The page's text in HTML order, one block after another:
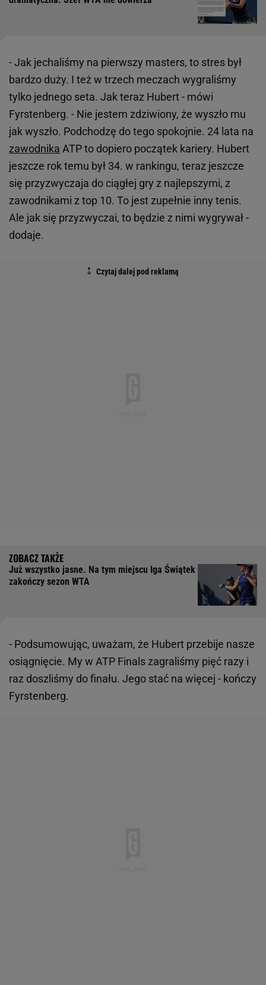
- Jak jechaliśmy na pierwszy masters, to stres był
bardzo duży. I też w trzech meczach wygraliśmy
tylko jednego seta. Jak teraz Hubert - mówi
Fyrstenberg. - Nie jestem zdziwiony, że wyszło mu
jak wyszło. Podchodzę do tego spokojnie. 24 lata na
zawodnika ATP to dopiero początek kariery. Hubert
jeszcze rok temu był 34. w rankingu, teraz jeszcze
się przyzwyczaja do ciągłej gry z najlepszymi, z
zawodnikami z top 10. To jest zupełnie inny tenis.
Ale jak się przyzwyczai, to będzie z nimi wygrywał -
dodaje.
Już wszystko jasne. Na tym miejscu Iga Świątek
zakończy sezon WTA
- Podsumowując, uważam, że Hubert przebije nasze
osiągnięcie. My w ATP Finals zagraliśmy pięć razy i
raz doszliśmy do finału. Jego stać na więcej - kończy
Fyrstenberg.